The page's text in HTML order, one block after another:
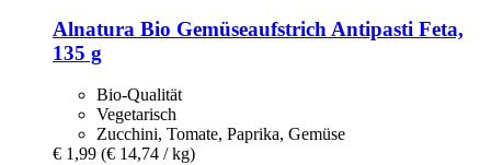
Alnatura Bio Gemüseaufstrich Antipasti Feta,
135 g
Bio-Qualität
Vegetarisch
Zucchini, Tomate, Paprika, Gemüse
€ 1,99 (€ 14,74 / kg)